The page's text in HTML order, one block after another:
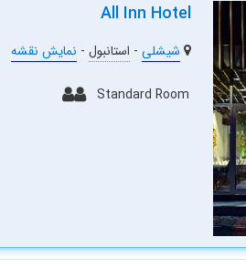
All Inn Hotel
شیشلی - استانبول - نمایش نقشه
Standard Room